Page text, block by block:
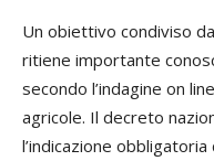
Un obiettivo condiviso
ritiene importante
secondo l’indagine on
agricole. Il decreto
l’indicazione